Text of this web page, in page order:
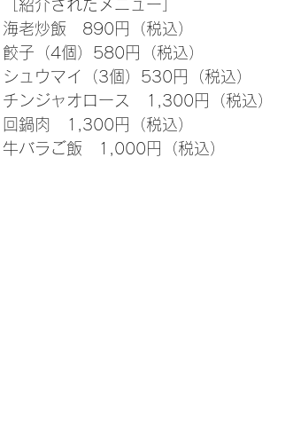
［紹介されたメニュー］
海老炒飯　890円（税込）
餃子（4個）580円（税込）
シュウマイ（3個）530円（税込）
チンジャオロース　1,300円（税込）
回鍋肉　1,300円（税込）
牛バラご飯　1,000円（税込）